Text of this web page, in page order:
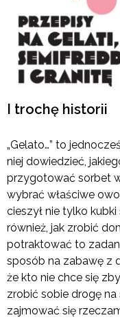
I trochę historii
„Gelato…” to
niej dowiedzieć,
przygotować sorbet
wybrać właściwe
cieszył nie tylko
również, jak zrobić
potraktować to
sposób na zabawę z
że kto nie chce się
zrobić sobie drogę
zajmować się